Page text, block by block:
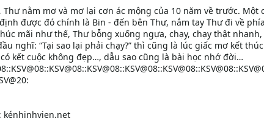
Thư nằm mơ và mơ lại cơn ác mộng của 10 năm về trước.
được đó chính là Bin - đến bên Thư, nắm tay Thư đi về
mãi như thế, Thư bỗng xuống ngựa, chạy, chạy thật
nghĩ: “Tại sao lại phải chạy?” thì cũng là lúc giấc mơ kết
kết cuộc không đẹp…, dẫu sao cũng là bài học nhớ đời…
kénhinhvien.net